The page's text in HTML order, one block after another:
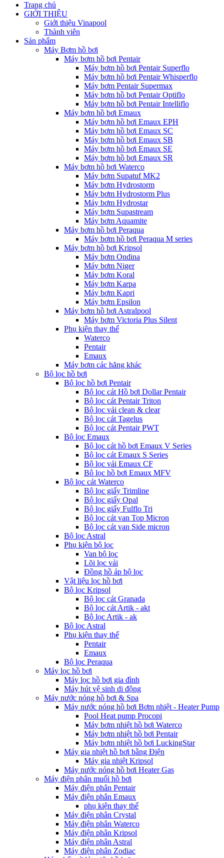
Trang chủ
GIỚI THIỆU
Giới thiệu Vinapool
Thành viên
Sản phẩm
Máy Bơm hồ bơi
Máy bơm hồ bơi Pentair
Máy bơm hồ bơi Pentair Superflo
Máy bơm hồ bơi Pentair Whisperflo
Máy bơm Pentair Supermax
Máy bơm hồ bơi Pentair Optiflo
Máy bơm hồ bơi Pentair Intelliflo
Máy bơm hồ bơi Emaux
Máy bơm hồ bơi Emaux EPH
Máy bơm hồ bơi Emaux SC
Máy bơm hồ bơi Emaux SB
Máy bơm hồ bơi Emaux SE
Máy bơm hồ bơi Emaux SR
Máy bơm hồ bơi Waterco
Máy bơm Supatuf MK2
Máy bơm Hydrostorm
Máy bơm Hydrostorm Plus
Máy bơm Hydrostar
Máy bơm Supastream
Máy bơm Aquamite
Máy bơm hồ bơi Peraqua
Máy bơm hồ bơi Peraqua M series
Máy bơm hồ bơi Kripsol
Máy bơm Ondina
Máy bơm Niger
Máy bơm Koral
Máy bơm Karpa
Máy bơm Kapri
Máy bơm Epsilon
Máy bơm hồ bơi Astralpool
Máy bơm Victoria Plus Silent
Phụ kiện thay thế
Waterco
Pentair
Emaux
Máy bơm các hãng khác
Bộ lọc hồ bơi
Bộ lọc hồ bơi Pentair
Bộ lọc cát Hồ bơi Dollar Pentair
Bộ lọc cát Pentair Triton
Bộ lọc vải clean & clear
Bộ lọc cát Tagelus
Bộ lọc cát Pentair PWT
Bộ lọc Emaux
Bộ lọc cát hồ bơi Emaux V Series
Bộ lọc cát Emaux S Series
Bộ lọc vải Emaux CF
Bô lọc hồ bơi Emaux MFV
Bộ lọc cát Waterco
Bộ lọc giấy Trimline
Bộ lọc giấy Opal
Bộ lọc giấy Fulflo Tri
Bộ lọc cát van Top Micron
Bộ lọc cát van Side micron
Bộ lọc Astral
Phụ kiện bộ lọc
Van bộ lọc
Lõi lọc vải
Đồng hồ áp bộ lọc
Vật liệu lọc hồ bơi
Bộ lọc Kripsol
Bộ lọc cát Granada
Bộ lọc cát Artik - akt
Bộ lọc Artik - ak
Bộ lọc Astral
Phụ kiện thay thế
Pentair
Emaux
Bộ lọc Peraqua
Máy lọc hồ bơi
Máy lọc hồ bơi gia đình
Máy hút vệ sinh di động
Máy nước nóng hồ bơi & Spa
Máy nước nóng hồ bơi Bơm nhiệt - Heater Pump
Pool Heat pump Procopi
Máy bơm nhiệt hồ bơi Waterco
Máy bơm nhiệt hồ bơi Pentair
Máy bơm nhiệt hồ bơi LuckingStar
Máy gia nhiệt hồ bơi bằng Điện
Máy gia nhiệt Kripsol
Máy nước nóng hồ bơi Heater Gas
Máy điện phân muối hồ bơi
Máy điện phân Pentair
Máy điện phân Emaux
phụ kiện thay thế
Máy điện phân Crystal
Máy điện phân Waterco
Máy điện phân Kripsol
Máy điện phân Astral
Máy điện phân Zodiac